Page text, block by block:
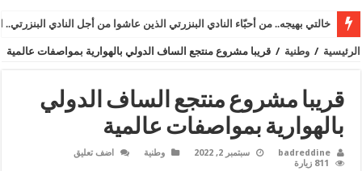
خالتي بهيجه.. من أحبّاء النادي البنزرتي الذين عاشوا من أجل النادي البنزرتي..
الرئيسية / وطنية / قريبا مشروع منتجع الساف الدولي بالهوارية بمواصفات عالمية
قريبا مشروع منتجع الساف الدولي
بالهوارية بمواصفات عالمية
badreddine سبتمبر 2, 2022 وطنية
اضف تعليق
811 زيارة